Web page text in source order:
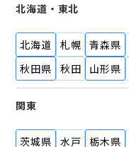
北海道・東北
北海道 札幌 青森県
秋田県
秋田 山形県
関東
茨城県 水戸 栃木県